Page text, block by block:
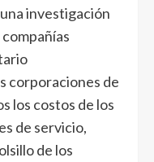
investigación
corporaciones de
los costos de los
de servicio,
de los